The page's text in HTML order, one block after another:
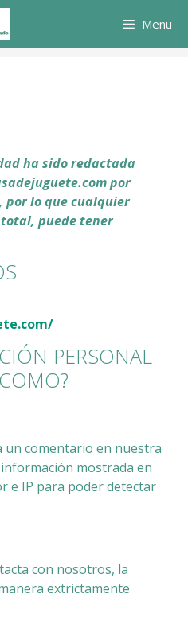
Menu
ha sido redactada
por
por lo que cualquier
puede tener
PERSONAL
un comentario en nuestra
mostrada en
e IP para poder detectar
con nosotros, la
extrictamente